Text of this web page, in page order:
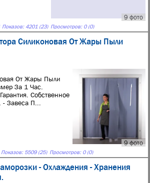
9 фото
Показов: 4201 (23) Просмотров: 0 (0)
Силиконовая От Жары Пыли
9 фото
От Жары Пыли
За 1 Час.
Собственное
Завеса П...
Показов: 5509 (25) Просмотров: 0 (0)
- Охлаждения - Хранения